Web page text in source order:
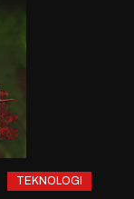
TEKNOLOGI